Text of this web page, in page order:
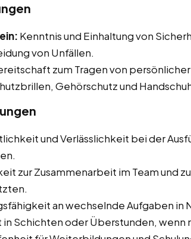
Kenntnis und Einhaltung von
von Unfällen.
zum Tragen von
Gehörschutz und
und Verlässlichkeit bei der
zur Zusammenarbeit im Team und
an wechselnde Aufgaben in
Schichten oder Überstunden, wenn